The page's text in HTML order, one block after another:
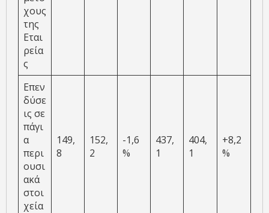
χους
της
Εται
ρεία
ς
Επεν
δύσε
ις σε
πάγι
α
περι
ουσι
ακά
στοι
χεία
149,
8
152,
2
-1,6
%
437,
1
404,
1
+8,2
%